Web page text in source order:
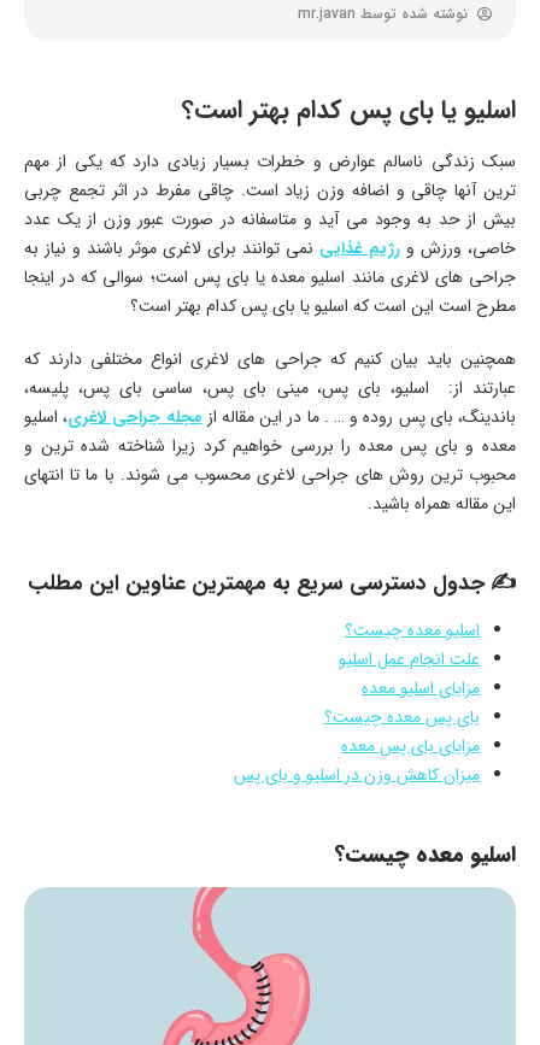
نوشته شده توسط mr.javan
اسلیو یا بای پس کدام بهتر است؟
سبک زندگی ناسالم عوارض و خطرات بسیار زیادی دارد که یکی از مهم
ترین آنها چاقی و اضافه وزن زیاد است. چاقی مفرط در اثر تجمع چربی
بیش از حد به وجود می آید و متاسفانه در صورت عبور وزن از یک عدد
خاصی، ورزش و رژیم غذایی نمی توانند برای لاغری موثر باشند و نیاز به
جراحی های لاغری مانند اسلیو معده یا بای پس است؛ سوالی که در اینجا
مطرح است این است که اسلیو یا بای پس کدام بهتر است؟
همچنین باید بیان کنیم که جراحی های لاغری انواع مختلفی دارند که
عبارتند از: اسلیو، بای پس، مینی بای پس، ساسی بای پس، پلیسه،
باندینگ، بای پس روده و … . ما در این مقاله ازمجله جراحی لاغری، اسلیو
معده و بای پس معده را بررسی خواهیم کرد زیرا شناخته شده ترین و
محبوب ترین روش های جراحی لاغری محسوب می شوند. با ما تا انتهای
این مقاله همراه باشید.
✍ جدول دسترسی سریع به مهمترین عناوین این مطلب
اسلیو معده چیست؟
علت انجام عمل اسلیو
مزایای اسلیو معده
بای پس معده چیست؟
مزایای بای پس معده
میزان کاهش وزن در اسلیو و بای پس
اسلیو معده چیست؟